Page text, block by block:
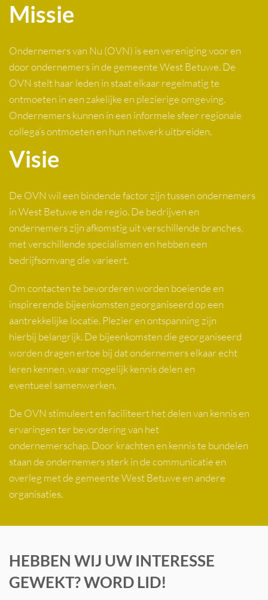
Missie
Ondernemers van Nu (OVN) is een vereniging voor en
door ondernemers in de gemeente West Betuwe. De
OVN stelt haar leden in staat elkaar regelmatig te
ontmoeten in een zakelijke en plezierige omgeving.
Ondernemers kunnen in een informele sfeer regionale
collega’s ontmoeten en hun netwerk uitbreiden.
Visie
De OVN wil een bindende factor zijn tussen ondernemers
in West Betuwe en de regio. De bedrijven en
ondernemers zijn afkomstig uit verschillende branches,
met verschillende specialismen en hebben een
bedrijfsomvang die varieert.
Om contacten te bevorderen worden boeiende en
inspirerende bijeenkomsten georganiseerd op een
aantrekkelijke locatie. Plezier en ontspanning zijn
hierbij belangrijk. De bijeenkomsten die georganiseerd
worden dragen ertoe bij dat ondernemers elkaar echt
leren kennen, waar mogelijk kennis delen en
eventueel samenwerken.
De OVN stimuleert en faciliteert het delen van kennis en
ervaringen ter bevordering van het
ondernemerschap. Door krachten en kennis te bundelen
staan de ondernemers sterk in de communicatie en
overleg met de gemeente West Betuwe en andere
organisaties.
HEBBEN WIJ UW INTERESSE
GEWEKT? WORD LID!